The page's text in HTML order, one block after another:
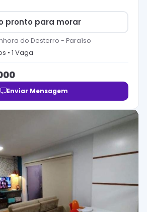
pronto para morar
do Desterro - Paraíso
s • 1 Vaga
Enviar Mensagem